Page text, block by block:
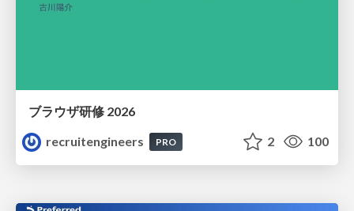
ブラウザ研修 2026
recruitengineers
PRO 2 100